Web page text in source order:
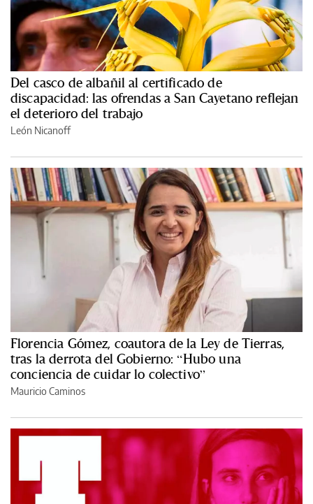
Del casco de albañil al certificado de
discapacidad: las ofrendas a San Cayetano reflejan
el deterioro del trabajo
León Nicanoff
Florencia Gómez, coautora de la Ley de Tierras,
tras la derrota del Gobierno: “Hubo una
conciencia de cuidar lo colectivo”
Mauricio Caminos